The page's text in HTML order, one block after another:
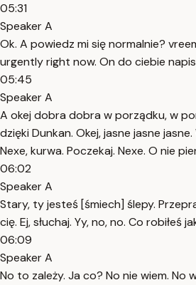
05:31
Speaker A
Ok. A powiedz mi się normalnie?
urgently right now. On do ciebie
05:45
Speaker A
A okej dobra dobra w porządku, w
dzięki Dunkan. Okej, jasne jasne
Nexe, kurwa. Poczekaj. Nexe. O nie
06:02
Speaker A
Stary, ty jesteś [śmiech] ślepy.
cię. Ej, słuchaj. Yy, no, no. Co robiłeś
06:09
Speaker A
No to zależy. Ja co? No nie wiem. No